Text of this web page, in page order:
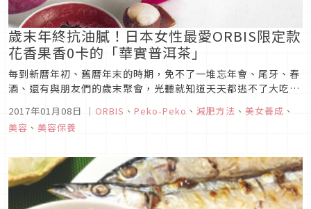
歲末年終抗油膩！日本女性最愛ORBIS限定款
花香果香0卡的「華實普洱茶」
每到新曆年初、舊曆年末的時期，免不了一堆忘年會、尾牙、春
酒、還有與朋友們的歲末聚會，光聽就知道天天都逃不了大吃的
多，心情怎麼好得起來？
2017年01月08日 ｜ ORBIS 、 Peko-Peko 、 減肥方法 、 美女養成 、
美容 、 美容保養